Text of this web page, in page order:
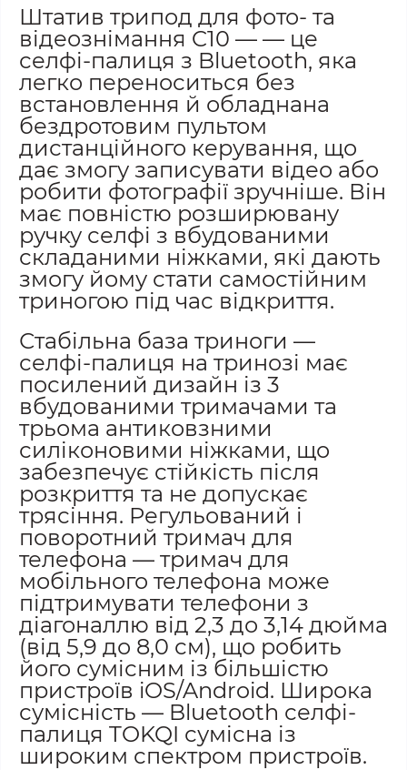
Штатив трипод для фото- та
відеознімання C10 — — це
селфі-палиця з Bluetooth, яка
легко переноситься без
встановлення й обладнана
бездротовим пультом
дистанційного керування, що
дає змогу записувати відео або
робити фотографії зручніше. Він
має повністю розширювану
ручку селфі з вбудованими
складаними ніжками, які дають
змогу йому стати самостійним
триногою під час відкриття.
Стабільна база триноги —
селфі-палиця на тринозі має
посилений дизайн із 3
вбудованими тримачами та
трьома антиковзними
силіконовими ніжками, що
забезпечує стійкість після
розкриття та не допускає
трясіння. Регульований і
поворотний тримач для
телефона — тримач для
мобільного телефона може
підтримувати телефони з
діагоналлю від 2,3 до 3,14 дюйма
(від 5,9 до 8,0 см), що робить
його сумісним із більшістю
пристроїв iOS/Android. Широка
сумісність — Bluetooth селфі-
палиця TOKQI сумісна із
широким спектром пристроїв.